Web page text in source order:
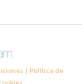
| Política de